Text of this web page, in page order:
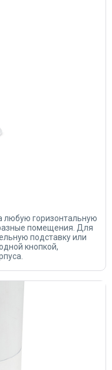
любую горизонтальную
помещения. Для
подставку или
кнопкой,